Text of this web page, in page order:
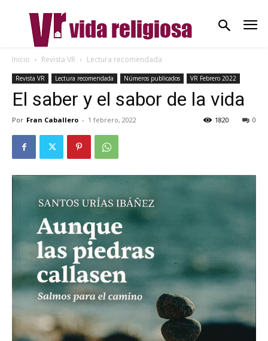
Inicio Revista VR Lectura recomendada
Revista VR Lectura recomendada Números publicados VR Febrero 2022
El saber y el sabor de la vida
Por Fran Caballero - 1 febrero, 2022 0
1820